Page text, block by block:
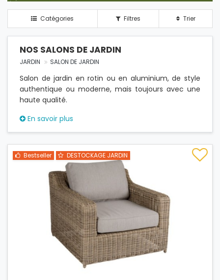
Catégories Filtres Trier
NOS SALONS DE JARDIN
JARDIN SALON DE JARDIN
Salon de jardin en rotin ou en aluminium, de style
authentique ou moderne, mais toujours avec une
haute qualité.
En savoir plus
Bestseller DESTOCKAGE JARDIN